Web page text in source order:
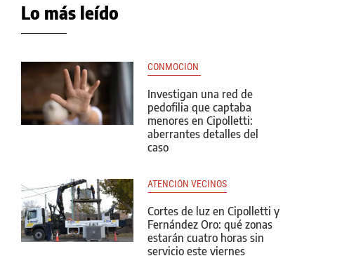
Lo más leído
CONMOCIÓN
Investigan una red de
pedofilia que captaba
menores en Cipolletti:
aberrantes detalles del
caso
ATENCIÓN VECINOS
Cortes de luz en Cipolletti y
Fernández Oro: qué zonas
estarán cuatro horas sin
servicio este viernes